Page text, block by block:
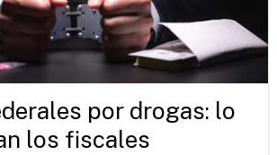
por drogas: lo
los fiscales